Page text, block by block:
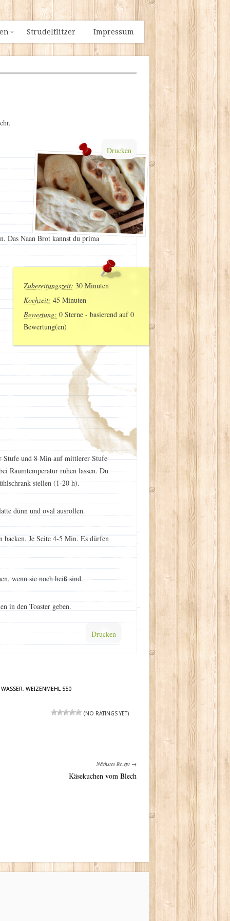
Strudelflitzer Impressum
Drucken
Das Naan Brot kannst du prima
Zubereitungszeit: 30 Minuten
Kochzeit: 45 Minuten
Bewertung: 0 Sterne - basierend auf0
Bewertung(en)
Stufe und 8 Min auf mittlerer Stufe
Raumtemperatur ruhen lassen. Du
stellen (1-20 h).
dünn und oval ausrollen.
backen. Je Seite 4-5 Min. Es dürfen
wenn sie noch heiß sind.
in den Toaster geben.
Drucken
WASSER, WEIZENMEHL 550
(NO RATINGS YET)
Nächstes Rezept →
Käsekuchen vom Blech